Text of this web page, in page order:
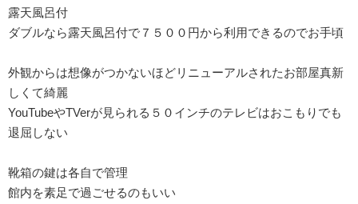
露天風呂付
ダブルなら露天風呂付で７５００円から利用できるのでお手頃
外観からは想像がつかないほどリニューアルされたお部屋真新
しくて綺麗
YouTubeやTVerが見られる５０インチのテレビはおこもりでも
退屈しない
靴箱の鍵は各自で管理
館内を素足で過ごせるのもいい